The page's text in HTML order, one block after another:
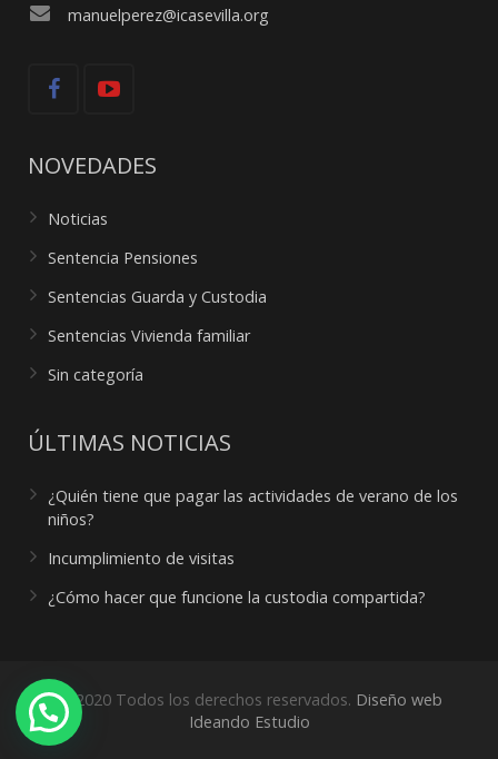
manuelperez@icasevilla.org
NOVEDADES
Noticias
Sentencia Pensiones
Sentencias Guarda y Custodia
Sentencias Vivienda familiar
Sin categoría
ÚLTIMAS NOTICIAS
¿Quién tiene que pagar las actividades de verano de los
niños?
Incumplimiento de visitas
¿Cómo hacer que funcione la custodia compartida?
© 2020 Todos los derechos reservados. Diseño web
Ideando Estudio